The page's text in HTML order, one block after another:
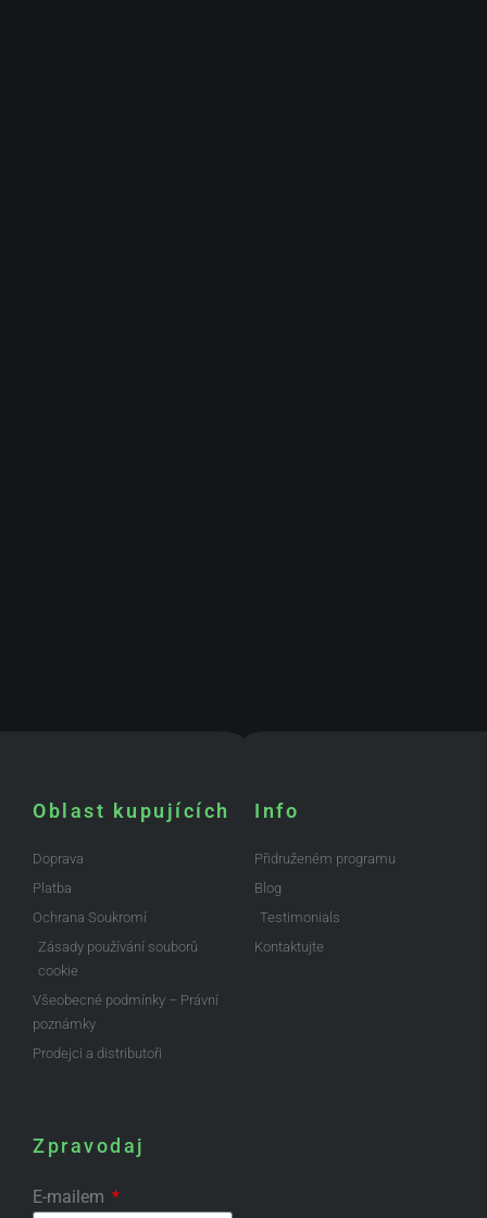
Oblast kupujících
Doprava
Platba
Ochrana Soukromí
Zásady používání souborů
cookie
Všeobecné podmínky – Právní
poznámky
Prodejci a distributoři
Info
Přidruženém programu
Blog
Testimonials
Kontaktujte
Zpravodaj
E-mailem